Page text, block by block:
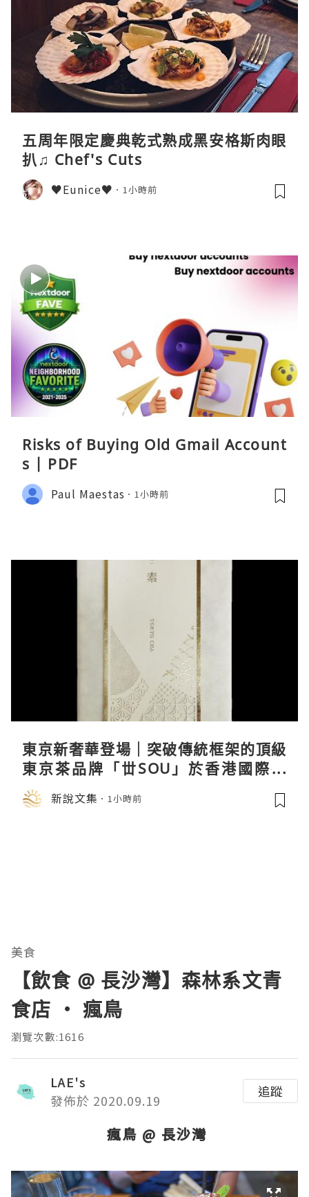
五周年限定慶典乾式熟成黑安格斯肉眼
扒♫ Chef's Cuts
♥Eunice♥ 1小時前
Risks of Buying Old Gmail Account
s | PDF
Paul Maestas 1小時前
東京新奢華登場｜突破傳統框架的頂級
東京茶品牌「丗SOU」於香港國際茶
展首度亮相
新說文集 1小時前
美食
【飲食 @ 長沙灣】森林系文青
食店 ‧ 瘋鳥
瀏覽次數:1616
LAE's
發佈於 2020.09.19
追蹤
瘋鳥 @ 長沙灣